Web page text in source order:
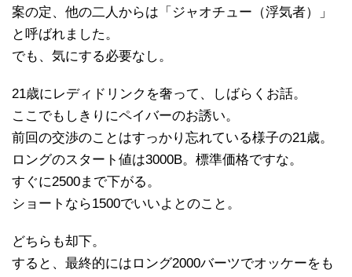
案の定、他の二人からは「ジャオチュー（浮気者）」
と呼ばれました。
でも、気にする必要なし。
21歳にレディドリンクを奢って、しばらくお話。
ここでもしきりにペイバーのお誘い。
前回の交渉のことはすっかり忘れている様子の21歳。
ロングのスタート値は3000B。標準価格ですな。
すぐに2500まで下がる。
ショートなら1500でいいよとのこと。
どちらも却下。
すると、最終的にはロング2000バーツでオッケーをも